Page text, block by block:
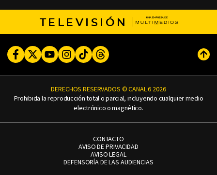
TELEVISIÓN
FacebookTwitterYoutubeInstagram
TikTokThreads
DERECHOS RESERVADOS © CANAL 6 2026
Prohibida la reproducción total o parcial, incluyendo cualquier medio
electrónico o magnético.
CONTACTO
AVISO DE PRIVACIDAD
AVISO LEGAL
DEFENSORÍA DE LAS AUDIENCIAS